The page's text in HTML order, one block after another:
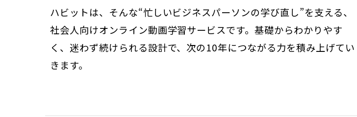
ハビットは、そんな“忙しいビジネスパーソンの学び直し”を支える、
社会人向けオンライン動画学習サービスです。基礎からわかりやす
く、迷わず続けられる設計で、次の10年につながる力を積み上げてい
きます。